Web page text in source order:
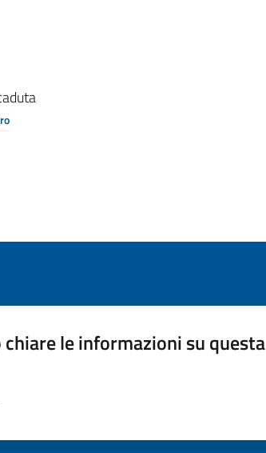
chiare le informazioni su questa